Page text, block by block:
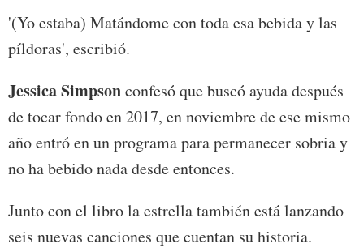
'(Yo estaba) Matándome con toda esa bebida y las
píldoras', escribió.
Jessica Simpsonconfesó que buscó ayuda después
de tocar fondo en 2017, en noviembre de ese mismo
año entró en un programa para permanecer sobria y
no ha bebido nada desde entonces.
Junto con el libro la estrella también está lanzando
seis nuevas canciones que cuentan su historia.